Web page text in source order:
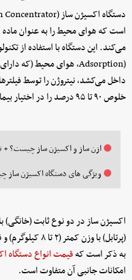
است که هوای محیط را به عنوان ماده
داخل می‌کشد، نیتروژن را توسط
خلوص ۹۰ تا ۹۵ درصد را در اختیار بیمار قرار می‌دهد.
ازن ساز و اکسیژن ساز چیست؟ +
ویژگی های دستگاه اکسیژن ساز
(پرتابل) با وزن
به ذکر است کهقیمت انواع دستگاه
امکانات جانبی آن متفاوت است.